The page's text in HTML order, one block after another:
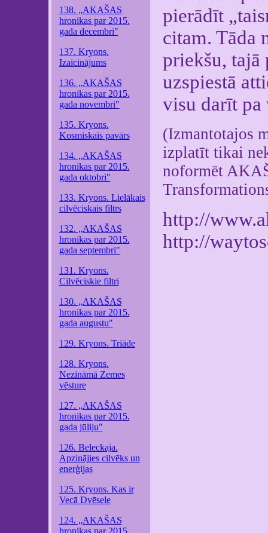
138. „AKAŠAS
hronikas par 2015.
gada decembri"
137. Kryons.
Izaicinājums
136. „AKAŠAS
hronikas par 2015.
gada novembri"
135. Kryons.
Kosmiskais pavārs
134. „AKAŠAS
hronikas par 2015.
gada oktobri"
133. Kryons. Lielākais
cilvēciskais filtrs
132. „AKAŠAS
hronikas par 2015.
gada septembri"
131. Kryons.
Cilvēciskie filtri
130. „AKAŠAS
hronikas par 2015.
gada augustu"
129. Kryons. Triāde
128. Kryons.
Nezināmā Zemes
vēsture
127. „AKAŠAS
hronikas par 2015.
gada jūliju"
126. Beleckaja.
Apzinājies cilvēks un
enerģijas
125. Kryons. Kas ir
Vecā Dvēsele
124. „AKAŠAS
hronikas par 2015.
pierādīt
citam. Tāda
priekšu, tajā
uzspiestā
visu darīt pa
(Izmantotajos
izplatīt tikai
noformēt
http://
http://